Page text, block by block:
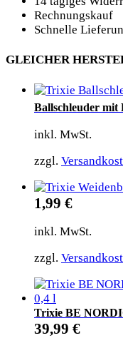
Rechnungskauf
Schnelle
GLEICHER
Ballschleuder mit
inkl. MwSt.
zzgl.
1,99 €
inkl. MwSt.
zzgl.
Trixie BE
39,99 €